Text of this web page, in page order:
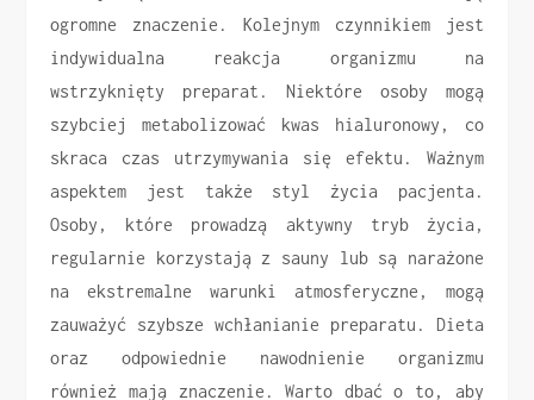
ogromne znaczenie. Kolejnym czynnikiem jest
indywidualna reakcja organizmu na
wstrzyknięty preparat. Niektóre osoby mogą
szybciej metabolizować kwas hialuronowy, co
skraca czas utrzymywania się efektu. Ważnym
aspektem jest także styl życia pacjenta.
Osoby, które prowadzą aktywny tryb życia,
regularnie korzystają z sauny lub są narażone
na ekstremalne warunki atmosferyczne, mogą
zauważyć szybsze wchłanianie preparatu. Dieta
oraz odpowiednie nawodnienie organizmu
również mają znaczenie. Warto dbać o to, aby